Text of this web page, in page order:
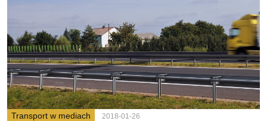
Transport w mediach 2018-01-26